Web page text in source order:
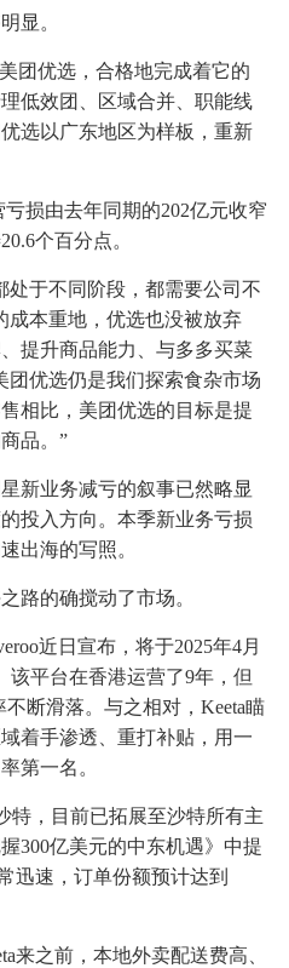
显。
团优选，合格地完成着它的
低效团、区域合并、职能线
选以广东地区为样板，重新
损由去年同期的202亿元收窄
个百分点。
处于不同阶段，都需要公司不
成本重地，优选也没被放弃
提升商品能力、与多多买菜
团优选仍是我们探索食杂市场
相比，美团优选的目标是提
品。”
新业务减亏的叙事已然略显
投入方向。本季新业务亏损
出海的写照。
路的确搅动了市场。
近日宣布，将于2025年4月
该平台在香港运营了9年，但
断滑落。与之相对，Keeta瞄
着手渗透、重打补贴，用一
第一名。
特，目前已拓展至沙特所有主
300亿美元的中东机遇》中提
迅速，订单份额预计达到
来之前，本地外卖配送费高、